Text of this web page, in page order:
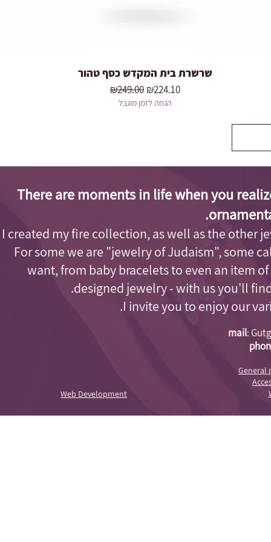
Quick View
שרשרת בית המקדש כסף טהור
Regular Price
₪249.00 Sale Price
₪224.10
הנחה לזמן מוגבל
There are moments in life when you
I created my fire collection, as well as the other
For some we are "jewelry of Judaism", some
want, from baby bracelets to even an item
designed jewelry - with us you'll
I invite you to enjoy our
mail:
Web Development
General